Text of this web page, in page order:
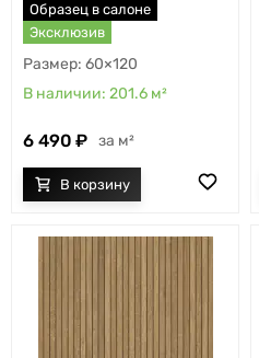
Образец в салоне
Эксклюзив
60×120
201.6 м²
6 490 м²